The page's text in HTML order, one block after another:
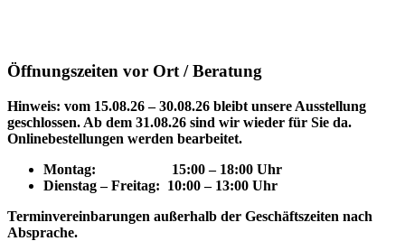
Öffnungszeiten vor Ort / Beratung
Hinweis: vom 15.08.26 – 30.08.26 bleibt unsere Ausstellung
geschlossen. Ab dem 31.08.26 sind wir wieder für Sie da.
Onlinebestellungen werden bearbeitet.
Montag: 15:00 – 18:00 Uhr
Dienstag – Freitag: 10:00 – 13:00 Uhr
Terminvereinbarungen außerhalb der Geschäftszeiten nach
Absprache.